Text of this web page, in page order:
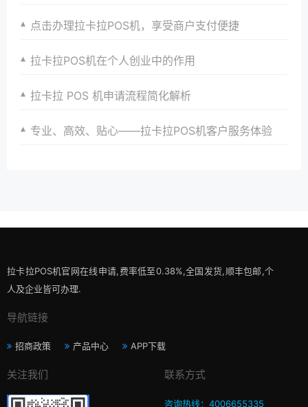
点击办理拉卡拉POS机，享受商户支付便捷
拉卡拉POS机在个人创业中的作用
拉卡拉 POS 机申请流程简化解析
专业、高效、贴心——拉卡拉POS机客户服务体验
拉卡拉POS机官网在线申请,费率低至0.38%,全国发货,顺丰包邮,个
人及企业皆可办理.
导航链接
招商政策 产品中心 APP下载
关注我们 联系方式
咨询热线：4006655335